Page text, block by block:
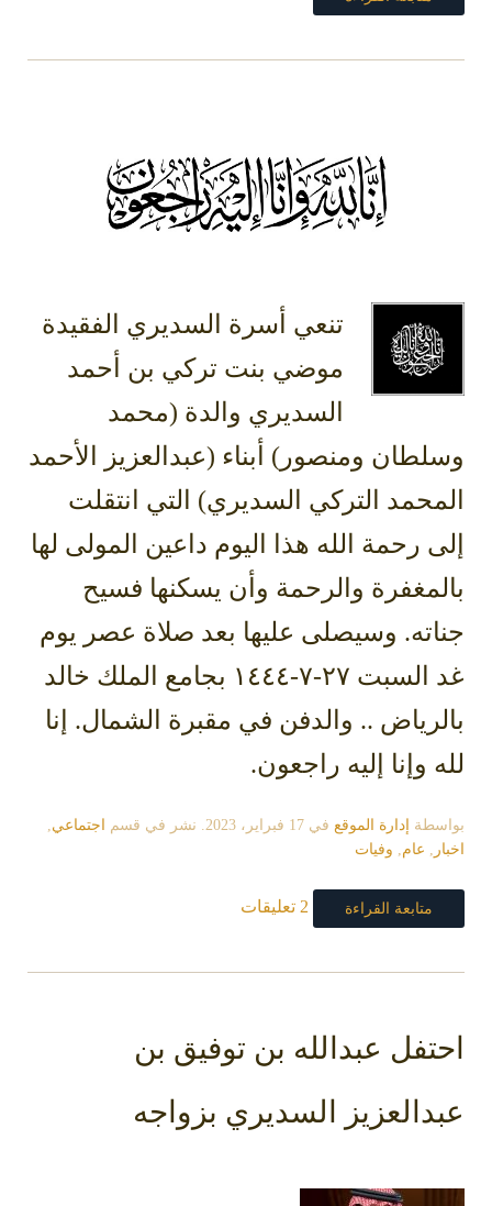
تنعي أسرة السديري الفقيدة
موضي بنت تركي بن أحمد
السديري والدة (محمد
وسلطان ومنصور) أبناء (عبدالعزيز الأحمد
المحمد التركي السديري) التي انتقلت
إلى رحمة الله هذا اليوم داعين المولى لها
بالمغفرة والرحمة وأن يسكنها فسيح
جناته. وسيصلى عليها بعد صلاة عصر يوم
غد السبت ٢٧-٧-١٤٤٤ بجامع الملك خالد
بالرياض .. والدفن في مقبرة الشمال. إنا
لله وإنا إليه راجعون.
بواسطة إدارة الموقع في 17 فبراير، 2023 . نشر في قسم اجتماعي,
اخبار , عام, وفيات
متابعة القراءة 2 تعليقات
احتفل عبدالله بن توفيق بن
عبدالعزيز السديري بزواجه